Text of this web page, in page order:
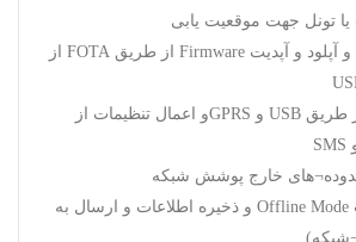
یا تونل جهت موقعیت یابی
قابليت تنظیم دستگاه و آپلود و آپدیت Firmware از طریق FOTA از
قابلیت بروزرسانی از طریق USB و GPRSو اعمال تنظیمات از
خارج پوشش شبکه
موبایل GSM(وضعیت Offline Mode و ذخیره اطلاعات و ارسال به